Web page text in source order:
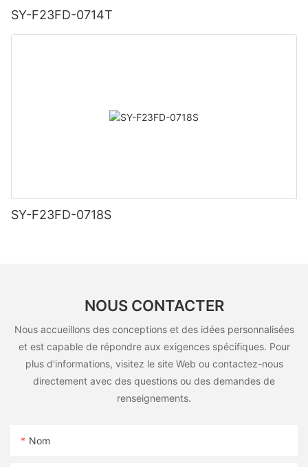
SY-F23FD-0714T
SY-F23FD-0718S
NOUS CONTACTER
Nous accueillons des conceptions et des idées personnalisées
et est capable de répondre aux exigences spécifiques. Pour
plus d'informations, visitez le site Web ou contactez-nous
directement avec des questions ou des demandes de
renseignements.
Nom